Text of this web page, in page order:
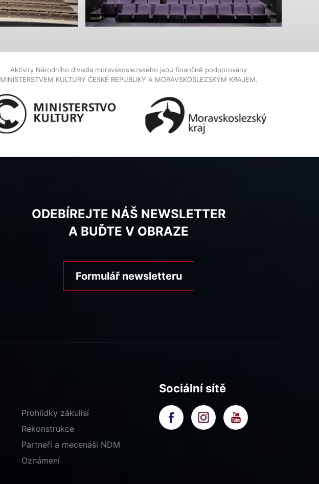
Aktivity Národního divadla moravskoslezského jsou finančně podporovány
MINISTERSTVEM KULTURY ČESKÉ REPUBLIKY A MORAVSKOSLEZSKÝM KRAJEM.
ODEBÍREJTE NÁŠ NEWSLETTER
A BUĎTE V OBRAZE
Formulář newsletteru
Prohlídky zákulisí
Rekonstrukce
Partneři a mecenáši NDM
Oznámení
Sociální sítě